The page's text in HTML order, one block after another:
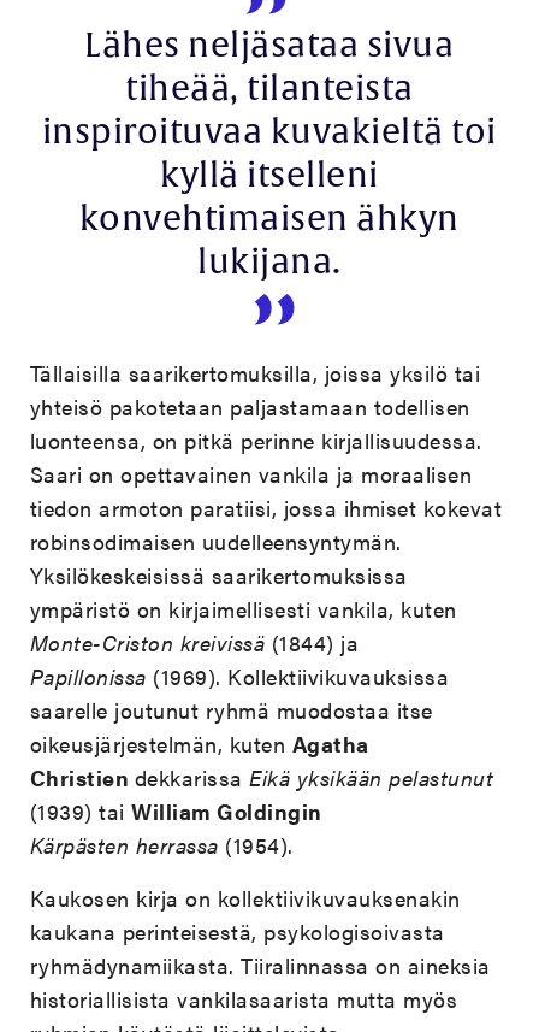
Lähes neljäsataa sivua
tiheää, tilanteista
inspiroituvaa kuvakieltä toi
kyllä itselleni
konvehtimaisen ähkyn
lukijana.
Tällaisilla saarikertomuksilla, joissa yksilö tai
yhteisö pakotetaan paljastamaan todellisen
luonteensa, on pitkä perinne kirjallisuudessa.
Saari on opettavainen vankila ja moraalisen
tiedon armoton paratiisi, jossa ihmiset kokevat
robinsodimaisen uudelleensyntymän.
Yksilökeskeisissä saarikertomuksissa
ympäristö on kirjaimellisesti vankila, kuten
Monte-Criston kreivissä (1844) ja
Papillonissa (1969). Kollektiivikuvauksissa
saarelle joutunut ryhmä muodostaa itse
oikeusjärjestelmän, kuten Agatha
Christien dekkarissaEikä yksikään pelastunut
(1939) taiWilliam Goldingin
Kärpästen herrassa (1954).
Kaukosen kirja on kollektiivikuvauksenakin
kaukana perinteisestä, psykologisoivasta
ryhmädynamiikasta. Tiiralinnassa on aineksia
historiallisista vankilasaarista mutta myös